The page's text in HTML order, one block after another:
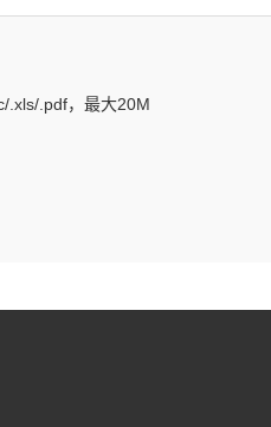
.xls/.pdf，最大20M